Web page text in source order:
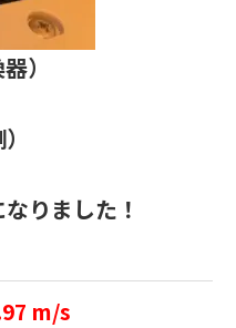
）
りました！
m/s